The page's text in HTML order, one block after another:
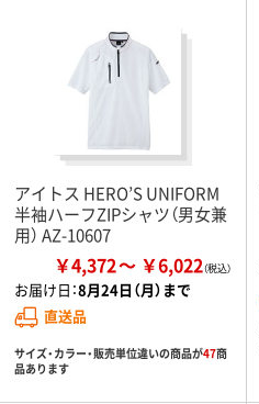
アイトス HERO’S UNIFORM
半袖ハーフZIPシャツ（男女兼
用） AZ-10607
￥4,372 ￥6,022
お届け日：8月24日（月）まで
直送品
サイズ・カラー・販売単位違いの商品が47商
品あります